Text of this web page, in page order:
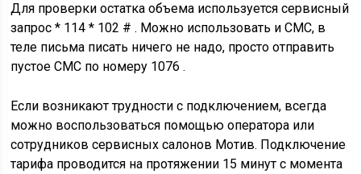
Для проверки остатка объема используется сервисный
запрос * 114 * 102 # . Можно использовать и СМС, в
теле письма писать ничего не надо, просто отправить
пустое СМС по номеру 1076 .
Если возникают трудности с подключением, всегда
можно воспользоваться помощью оператора или
сотрудников сервисных салонов Мотив. Подключение
тарифа проводится на протяжении 15 минут с момента